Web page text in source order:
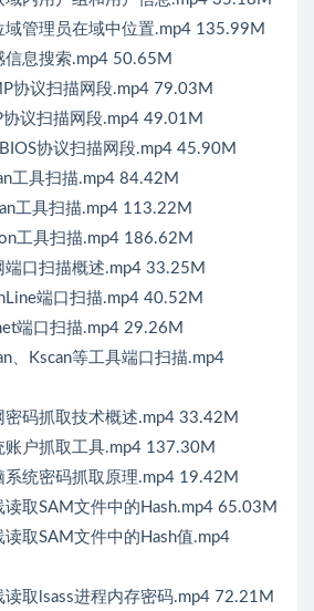
管理员在域中位置.mp4 135.99M
息搜索.mp4 50.65M
协议扫描网段.mp4 79.03M
议扫描网段.mp4 49.01M
协议扫描网段.mp4 45.90M
工具扫描.mp4 84.42M
工具扫描.mp4 113.22M
工具扫描.mp4 186.62M
口扫描概述.mp4 33.25M
端口扫描.mp4 40.52M
端口扫描.mp4 29.26M
、Kscan等工具端口扫描.mp4
码抓取技术概述.mp4 33.42M
户抓取工具.mp4 137.30M
统密码抓取原理.mp4 19.42M
取SAM文件中的Hash.mp4 65.03M
取SAM文件中的Hash值.mp4
取lsass进程内存密码.mp4 72.21M